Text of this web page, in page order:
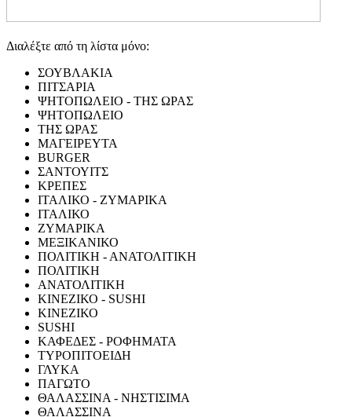
Διαλέξτε από τη λίστα μόνο:
ΣΟΥΒΛΑΚΙΑ
ΠΙΤΣΑΡΙΑ
ΨΗΤΟΠΩΛΕΙΟ - ΤΗΣ ΩΡΑΣ
ΨΗΤΟΠΩΛΕΙΟ
ΤΗΣ ΩΡΑΣ
ΜΑΓΕΙΡΕΥΤΑ
BURGER
ΣΑΝΤΟΥΙΤΣ
ΚΡΕΠΕΣ
ΙΤΑΛΙΚΟ - ΖΥΜΑΡΙΚΑ
ΙΤΑΛΙΚΟ
ΖΥΜΑΡΙΚΑ
ΜΕΞΙΚΑΝΙΚΟ
ΠΟΛΙΤΙΚΗ - ΑΝΑΤΟΛΙΤΙΚΗ
ΠΟΛΙΤΙΚΗ
ΑΝΑΤΟΛΙΤΙΚΗ
ΚΙΝΕΖΙΚΟ - SUSHI
ΚΙΝΕΖΙΚΟ
SUSHI
ΚΑΦΕΔΕΣ - ΡΟΦΗΜΑΤΑ
ΤΥΡΟΠΙΤΟΕΙΔΗ
ΓΛΥΚΑ
ΠΑΓΩΤΟ
ΘΑΛΑΣΣΙΝΑ - ΝΗΣΤΙΣΙΜΑ
ΘΑΛΑΣΣΙΝΑ